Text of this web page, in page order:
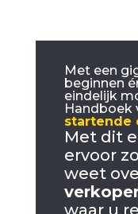
Met een
beginnen
eindelijk
Handboek
startende
Met dit
ervoor
weet